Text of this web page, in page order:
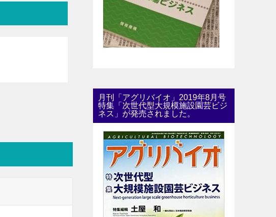
月刊「アグリバイオ」2019年8月号
特集「次世代型大規模施設園芸ビジ
ネス」が発売されました。